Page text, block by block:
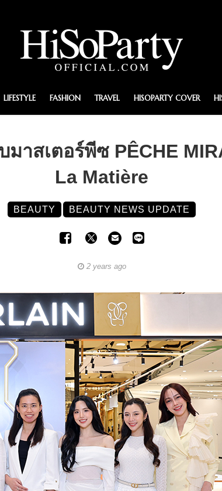
LIFESTYLE FASHION TRAVEL HISOPARTY COVER
าสเตอร์พีซ PÊCHE
La Matière
BEAUTY BEAUTY NEWS UPDATE
2 years ago